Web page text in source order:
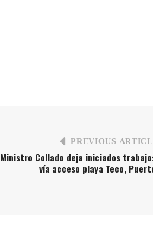
PREVIOUS
Ministro Collado deja iniciados
vía acceso playa Teco,